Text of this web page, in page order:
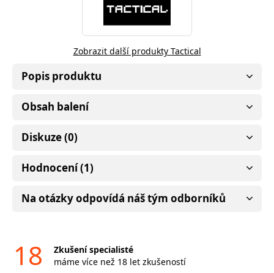
Zobrazit další produkty Tactical
Popis produktu
Obsah balení
Diskuze (0)
Hodnocení (1)
Na otázky odpovídá náš tým odborníků
18
Zkušení specialisté
máme více než 18 let zkušeností